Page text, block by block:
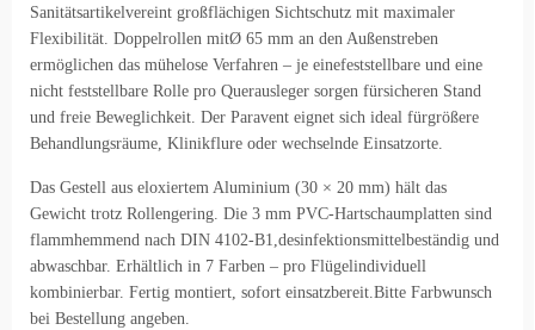
Sanitätsartikelvereint großflächigen Sichtschutz mit maximaler
Flexibilität. Doppelrollen mitØ 65 mm an den Außenstreben
ermöglichen das mühelose Verfahren – je einefeststellbare und eine
nicht feststellbare Rolle pro Querausleger sorgen fürsicheren Stand
und freie Beweglichkeit. Der Paravent eignet sich ideal fürgrößere
Behandlungsräume, Klinikflure oder wechselnde Einsatzorte.
Das Gestell aus eloxiertem Aluminium (30 × 20 mm) hält das
Gewicht trotz Rollengering. Die 3 mm PVC-Hartschaumplatten sind
flammhemmend nach DIN 4102-B1,desinfektionsmittelbeständig und
abwaschbar. Erhältlich in 7 Farben – pro Flügelindividuell
kombinierbar. Fertig montiert, sofort einsatzbereit.Bitte Farbwunsch
bei Bestellung angeben.